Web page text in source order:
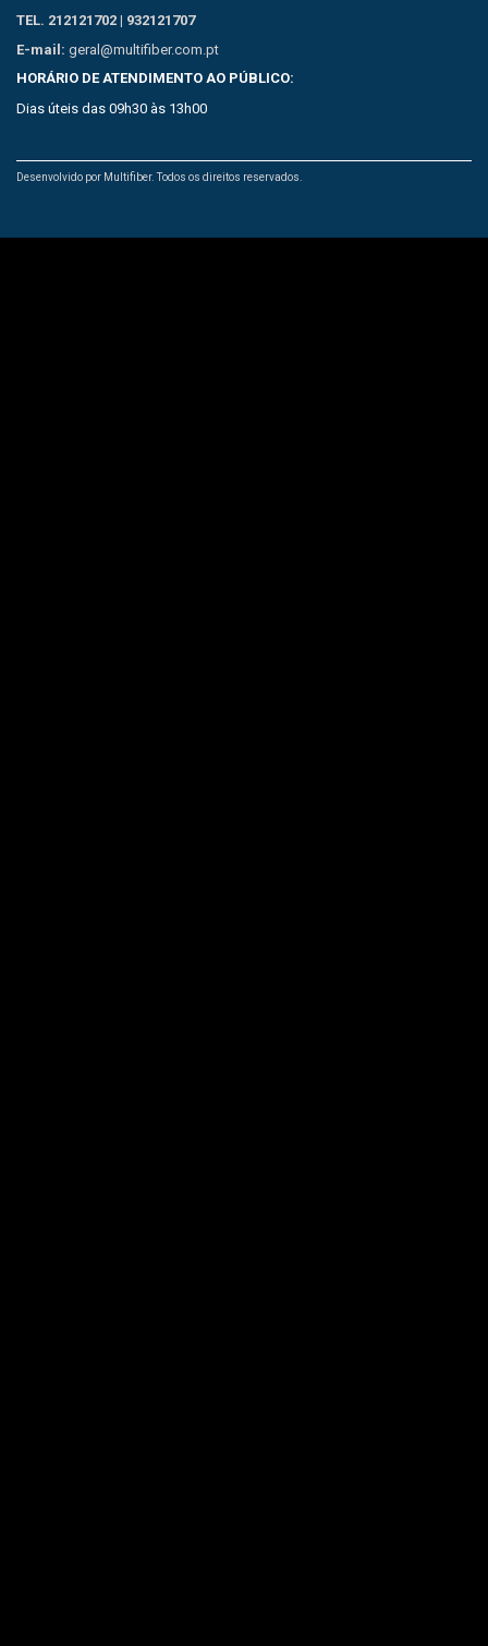
Desenvolvido por Multifiber. Todos os direitos reservados.
TEL. 212121702 | 932121707
E-mail: geral@multifiber.com.pt
HORÁRIO DE ATENDIMENTO AO PÚBLICO:
Dias úteis das 09h30 às 13h00